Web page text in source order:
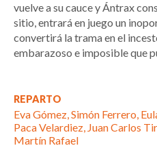
vuelve a su cauce y Ántrax
sitio, entrará en juego un
convertirá la trama en el
embarazoso e imposible que
REPARTO
Eva Gómez, Simón Ferrero,
Paca Velardiez, Juan Carlos
Martín Rafael